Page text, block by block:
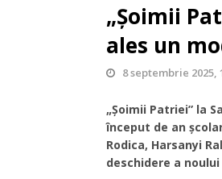
„Șoimii
ales un
8 septembrie 2025,
„Șoimii Patriei” la
început de an
Rodica, Harsanyi
deschidere a